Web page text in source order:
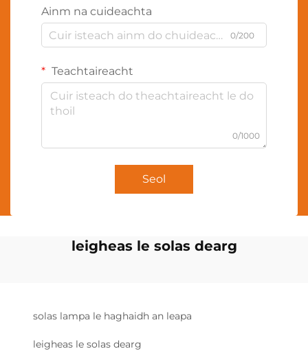
Ainm na cuideachta
0/200
Teachtaireacht
0/1000
Seol
leigheas le solas dearg
solas lampa le haghaidh an leapa
leigheas le solas dearg